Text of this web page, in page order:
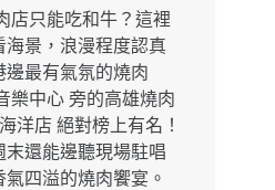
店只能吃和牛？這裡
景，浪漫程度認真
最有氣氛的燒肉
樂中心 旁的高雄燒肉
洋店 絕對榜上有名！
還能邊聽現場駐唱
四溢的燒肉饗宴。